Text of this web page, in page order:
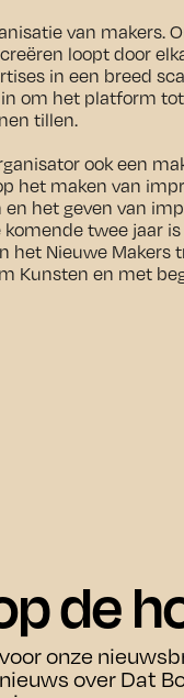
van makers.
loopt door
in een breed
om het platform
tillen.
ook een
het maken van
en het geven van
twee jaar is
het Nieuwe Makers
Kunsten en met
de
onze
over Dat
vrij toegankelijk
Agenda
Bezoek